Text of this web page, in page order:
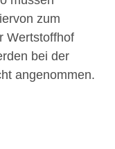
zum
Wertstoffhof
bei der
angenommen.